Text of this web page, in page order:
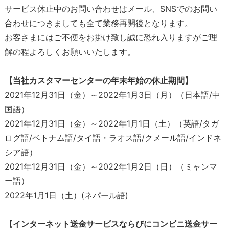
サービス休止中のお問い合わせはメール、SNSでのお問い
合わせにつきましても全て業務再開後となります。
お客さまにはご不便をお掛け致し誠に恐れ入りますがご理
解の程よろしくお願いいたします。
【当社カスタマーセンターの年末年始の休止期間】
2021年12月31日（金）～2022年1月3日（月）（日本語/中
国語）
2021年12月31日（金）～2022年1月1日（土）（英語/タガ
ログ語/ベトナム語/タイ語・ラオス語/クメール語/インドネ
シア語）
2021年12月31日（金）～2022年1月2日（日）（ミャンマ
ー語）
2022年1月1日（土）(ネパール語)
【インターネット送金サービスならびにコンビニ送金サー